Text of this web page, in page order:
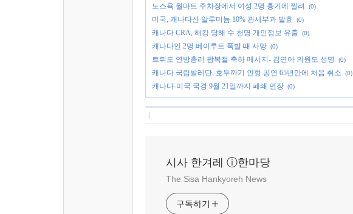
노스욕 월마트 주차장에서 여성 2명 흉기에 찔려 (0)
미국, 캐나다산 알루미늄 10% 관세부과 발효 (0)
캐나다 CRA, 해킹 당해 수 천명 개인정보 유출 (0)
캐나다인 2명 베이루트 폭발 때 사망 (0)
트뤼도 연방총리 광복절 축하 메시지- 김연아 의원도 성명 (0)
캐나다 국립발레단, 호두까기 인형 공연 65년만에 처음 취소 (0)
캐나다-미국 국경 9월 21일까지 폐쇄 연장 (0)
시사 한겨레 ⓘ한마당
The Sisa Hankyoreh News
구독하기